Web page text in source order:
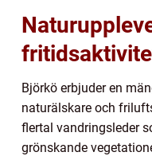
Björkö erbjuder en
naturälskare och
flertal vandringsleder
grönskande